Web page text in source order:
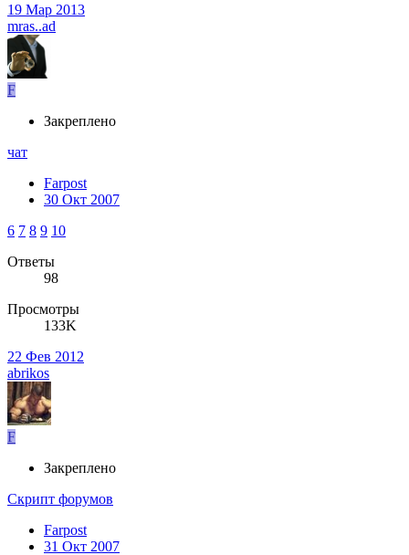
19 Мар 2013
mras..ad
F
Закреплено
чат
Farpost
30 Окт 2007
6 7 8 9 10
Ответы
98
Просмотры
133K
22 Фев 2012
abrikos
F
Закреплено
Скрипт форумов
Farpost
31 Окт 2007